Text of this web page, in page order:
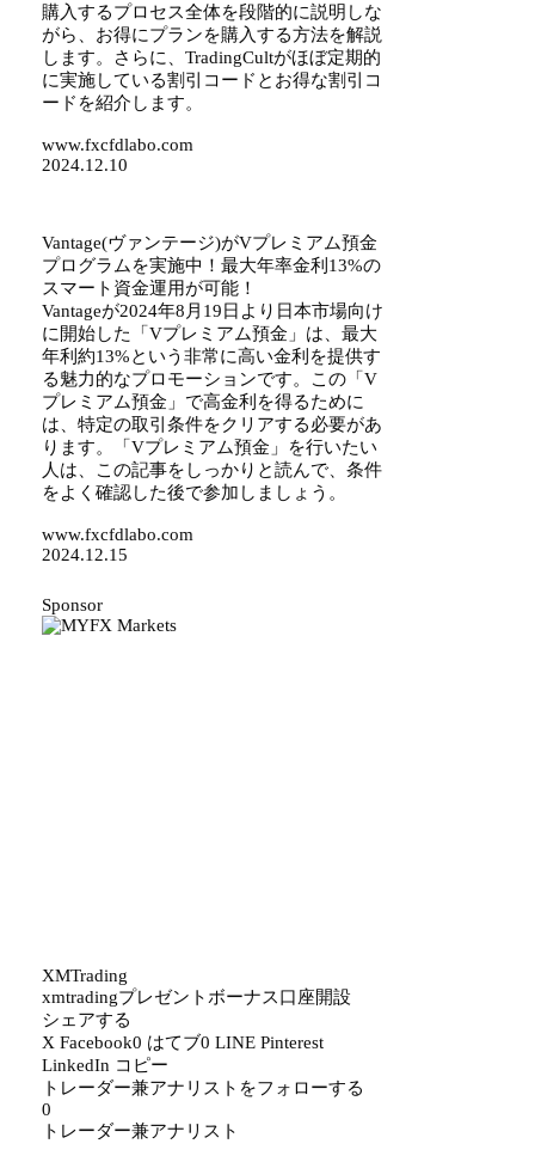
購入するプロセス全体を段階的に説明しな
がら、お得にプランを購入する方法を解説
します。さらに、TradingCultがほぼ定期的
に実施している割引コードとお得な割引コ
ードを紹介します。
www.fxcfdlabo.com
2024.12.10
Vantage(ヴァンテージ)がVプレミアム預金
プログラムを実施中！最大年率金利13%の
スマート資金運用が可能！
Vantageが2024年8月19日より日本市場向け
に開始した「Vプレミアム預金」は、最大
年利約13%という非常に高い金利を提供す
る魅力的なプロモーションです。この「V
プレミアム預金」で高金利を得るために
は、特定の取引条件をクリアする必要があ
ります。「Vプレミアム預金」を行いたい
人は、この記事をしっかりと読んで、条件
をよく確認した後で参加しましょう。
www.fxcfdlabo.com
2024.12.15
Sponsor
XMTrading
xmtradingプレゼント ボーナス口座開設
シェアする
X Facebook0 はてブ0 LINE Pinterest
LinkedIn コピー
トレーダー兼アナリストをフォローする
0
トレーダー兼アナリスト